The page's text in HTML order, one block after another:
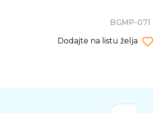
BGMP-071
Dodajte na listu želja